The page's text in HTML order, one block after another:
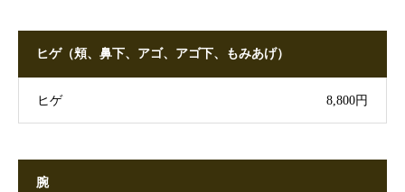
ヒゲ（頬、鼻下、アゴ、アゴ下、もみあげ）
ヒゲ 8,800円
腕